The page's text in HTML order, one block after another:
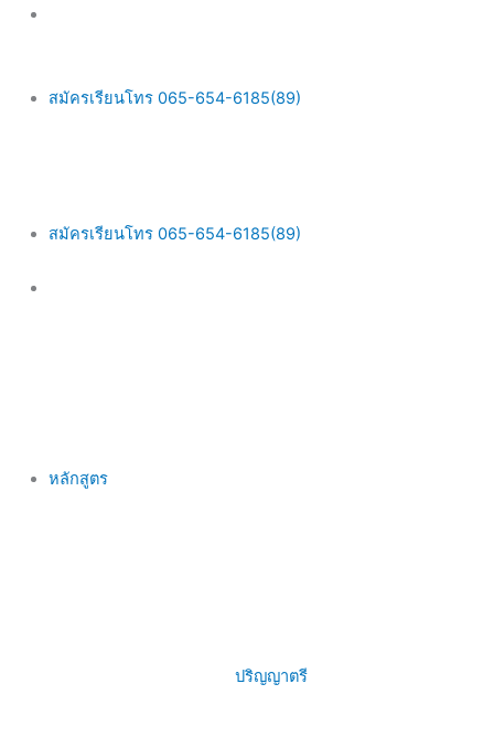
สมัครเรียนโทร 065-654-6185(89)
สมัครเรียนโทร 065-654-6185(89)
หลักสูตร
ปริญญาตรี
Main